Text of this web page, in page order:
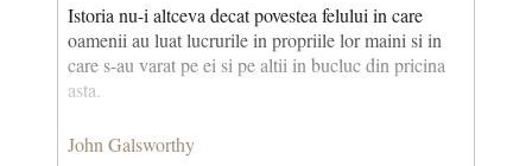
Istoria nu-i altceva decat povestea felului in care
oamenii au luat lucrurile in propriile lor maini si in
care s-au varat pe ei si pe altii in bucluc din pricina
asta.
John Galsworthy